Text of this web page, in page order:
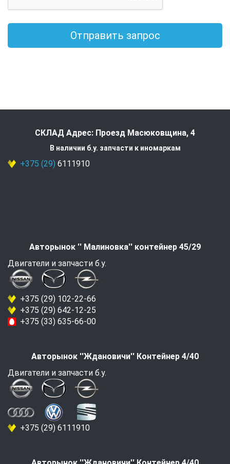
Отправить запрос
СКЛАД Адрес: Проезд Масюковщина, 4
В наличии б.у. запчасти к иномаркам
+375 (29) 6111910
Авторынок '' Малиновка'' контейнер 45/29
Двигатели и запчасти б.у.
+375 (29) 102-22-66
+375 (29) 642-12-25
+375 (33) 635-66-00
Авторынок ''Ждановичи'' Контейнер 4/40
Двигатели и запчасти б.у.
+375 (29) 6111910